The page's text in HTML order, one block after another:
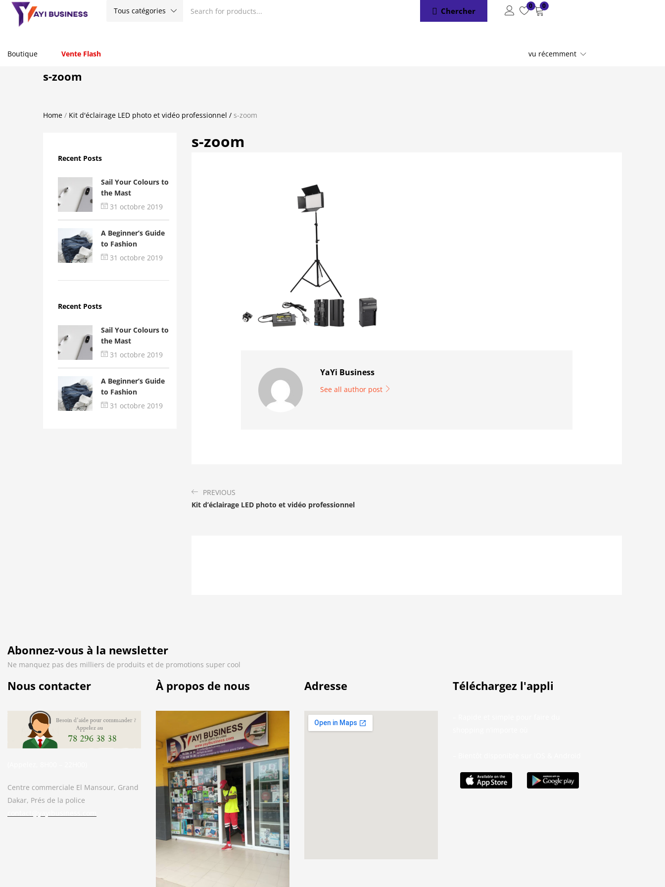
Tous catégories Chercher
0 0
Boutique Vente Flash vu récemment
s-zoom
Home / Kit d'éclairage LED photo et vidéo professionnel / s-zoom
Recent Posts
Sail Your Colours to
the Mast
31 octobre 2019
A Beginner’s Guide
to Fashion
31 octobre 2019
Recent Posts
Sail Your Colours to
the Mast
31 octobre 2019
A Beginner’s Guide
to Fashion
31 octobre 2019
s-zoom
YaYi Business
See all author post
PREVIOUS
Kit d’éclairage LED photo et vidéo professionnel
Abonnez-vous à la newsletter
Ne manquez pas des milliers de produits et de promotions super cool
Nous contacter
Centre commerciale El Mansour, Grand
Dakar, Prés de la police
À propos de nous Adresse Téléchargez l'appli
Bonjour. En quoi puis-je vous aider ?